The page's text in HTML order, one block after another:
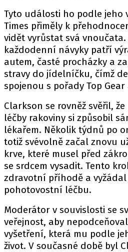
Tyto události ho podle jeho
Times přiměly k
vidět vyrůstat svá vnoučata.
každodenní návyky patří
autem, časté procházky a
stravy do jídelníčku, čímž
spojenou s pořady Top Gear
Clarkson se rovněž svěřil,
léčby rakoviny si způsobil
lékařem. Několik týdnů po
totiž svévolně začal znovu
krve, které musel před
se srdcem vysadit. Tento
zdravotní příhodě a
pohotovostní léčbu.
Moderátor v souvislosti se
veřejnost, aby
vyšetření, která mu podle
život. V současné době byl